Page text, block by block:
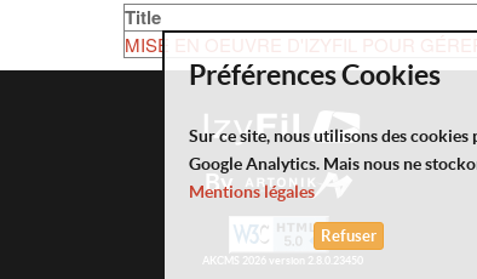
Title
MISE EN OEUVRE D'IZYFIL POUR
By
AKCMS 2026 version 2.8.0.23450
Préférences Cookies
Sur ce site, nous utilisons des
Google Analytics. Mais nous ne
Mentions légales
Refuser